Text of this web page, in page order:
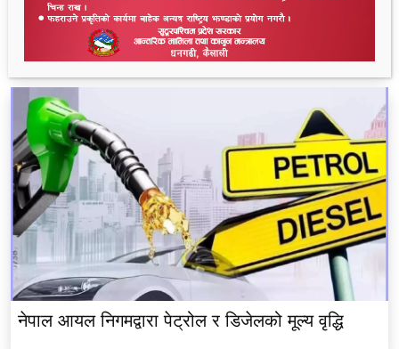
भीमदत्त नगर बरघर भलमन्सा समितिमा रामबहादुर चौधरी
नेपाल आयल निगमद्वारा पेट्रोल र डिजेलको मूल्य वृद्धि